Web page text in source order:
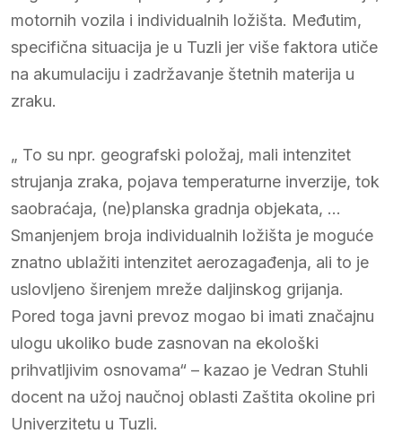
motornih vozila i individualnih ložišta. Međutim,
specifična situacija je u Tuzli jer više faktora utiče
na akumulaciju i zadržavanje štetnih materija u
zraku.
„ To su npr. geografski položaj, mali intenzitet
strujanja zraka, pojava temperaturne inverzije, tok
saobraćaja, (ne)planska gradnja objekata, …
Smanjenjem broja individualnih ložišta je moguće
znatno ublažiti intenzitet aerozagađenja, ali to je
uslovljeno širenjem mreže daljinskog grijanja.
Pored toga javni prevoz mogao bi imati značajnu
ulogu ukoliko bude zasnovan na ekološki
prihvatljivim osnovama“ – kazao je Vedran Stuhli
docent na užoj naučnoj oblasti Zaštita okoline pri
Univerzitetu u Tuzli.